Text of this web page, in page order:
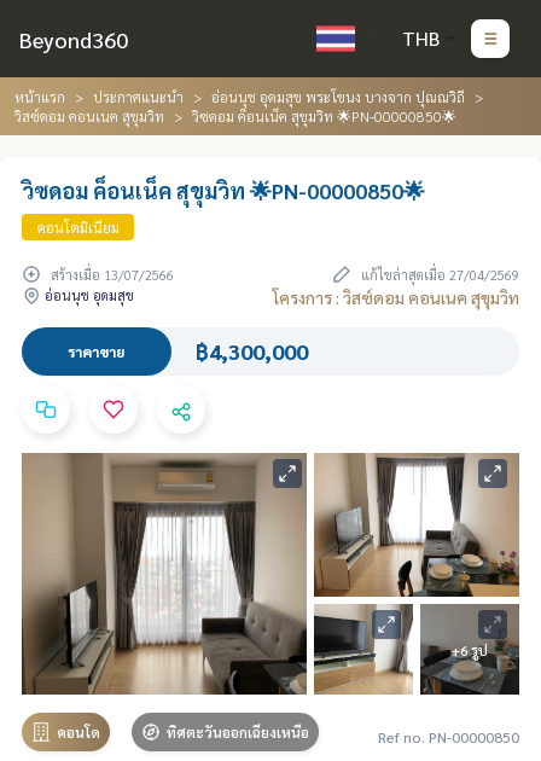
Beyond360 THB
หน้าแรก ประกาศแนะนำ
อ่อนนุช อุดมสุข พระโขนง บางจาก ปุณณวิถี
วิสซ์ดอม คอนเนค สุขุมวิท
วิซดอม ค็อนเน็ค สุขุมวิท 🌟PN-00000850🌟
วิซดอม ค็อนเน็ค สุขุมวิท 🌟PN-00000850🌟
คอนโดมิเนียม
สร้างเมื่อ 13/07/2566
แก้ไขล่าสุดเมื่อ 27/04/2569
อ่อนนุช อุดมสุข
โครงการ : วิสซ์ดอม คอนเนค สุขุมวิท
ราคาขาย ฿4,300,000
+6 รูป
คอนโด ทิศตะวันออกเฉียงเหนือ Ref no. PN-00000850